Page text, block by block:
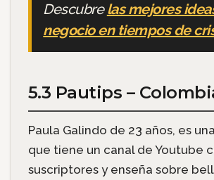
Descubrelas mejores
negocio en tiempos de
5.3 Pautips –
Paula Galindo de 23 años, es
que tiene un canal de Youtube
suscriptores y enseña sobre